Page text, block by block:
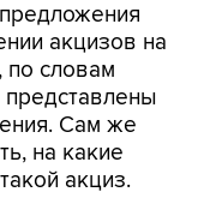
акцизов на
словам
Сам же
на какие
акциз.